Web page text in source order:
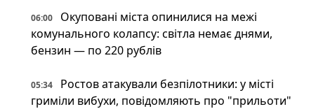
06:00
Окуповані міста опинилися на межі
комунального колапсу: світла немає днями,
бензин — по 220 рублів
05:34
Ростов атакували безпілотники: у місті
гриміли вибухи, повідомляють про "прильоти"